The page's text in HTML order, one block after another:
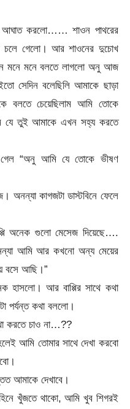
আঘাত করলো…… শাওন পাথরের
গেলো। আর শাওনের দুচোখ
মনে মনে বলতে লাগলো অনু আজ
সেদিন বলেছিলি আমাকে ছাড়া
চেয়েছিলাম আমি তোকে
যে তুই আমাকে এখন সহ্য করতে
গেল “অনু আমি যে তোকে ভীষণ
অনন্যা কাগজটা ডাস্টবিনে ফেলে
অনেক গুলো মেসেজ দিয়েছে….
আমি আর কখনো অন্য মেয়ের
বসে আছি।”
হাসলো। আর বাপ্পির সাথে কথা
পর্যন্ত কথা বললো।
করতে চাও না…??
আমি তোমার সাথে দেখা করবো
আমাকে দেখাবে।
খুঁজতে থাকো, আমি খুব শিগরই